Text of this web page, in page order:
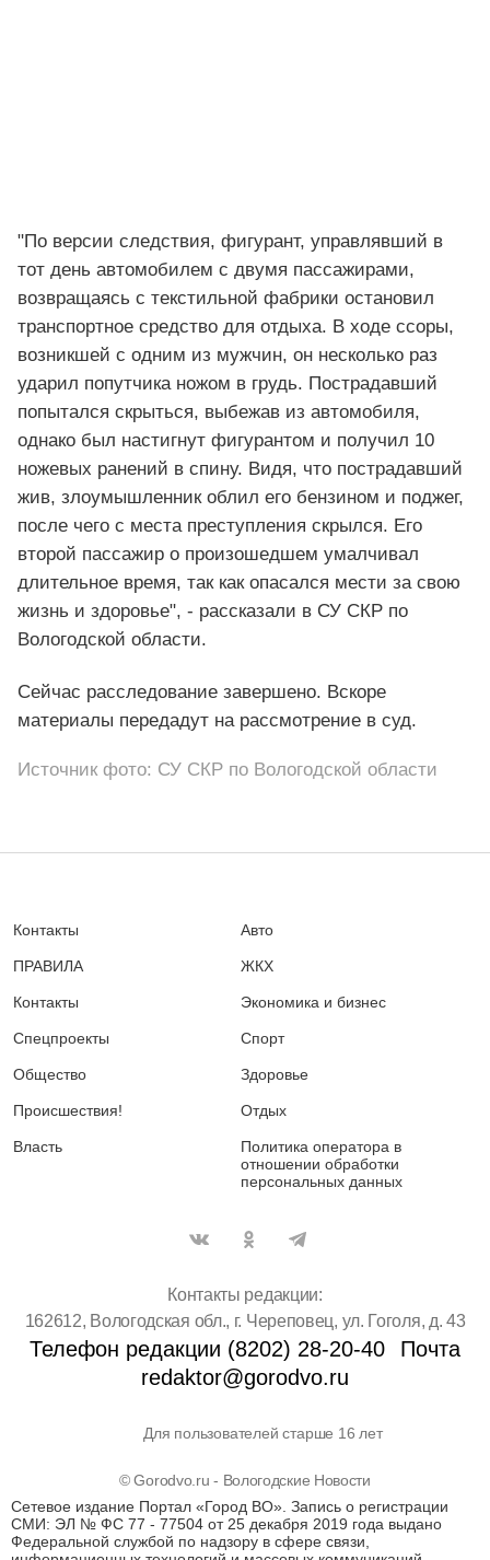
"По версии следствия, фигурант, управлявший в
тот день автомобилем с двумя пассажирами,
возвращаясь с текстильной фабрики остановил
транспортное средство для отдыха. В ходе ссоры,
возникшей с одним из мужчин, он несколько раз
ударил попутчика ножом в грудь. Пострадавший
попытался скрыться, выбежав из автомобиля,
однако был настигнут фигурантом и получил 10
ножевых ранений в спину. Видя, что пострадавший
жив, злоумышленник облил его бензином и поджег,
после чего с места преступления скрылся. Его
второй пассажир о произошедшем умалчивал
длительное время, так как опасался мести за свою
жизнь и здоровье", - рассказали в СУ СКР по
Вологодской области.
Сейчас расследование завершено. Вскоре
материалы передадут на рассмотрение в суд.
Источник фото: СУ СКР по Вологодской области
Контакты
ПРАВИЛА
Контакты
Спецпроекты
Общество
Происшествия!
Власть
Авто
ЖКХ
Экономика и бизнес
Спорт
Здоровье
Отдых
Политика оператора в
отношении обработки
персональных данных
Контакты редакции:
162612, Вологодская обл., г. Череповец, ул. Гоголя, д. 43
Телефон редакции (8202) 28-20-40
Почта
redaktor@gorodvo.ru
Для пользователей старше 16 лет
© Gorodvo.ru - Вологодские Новости
Сетевое издание Портал «Город ВО». Запись о регистрации
СМИ: ЭЛ № ФС 77 - 77504 от 25 декабря 2019 года выдано
Федеральной службой по надзору в сфере связи,